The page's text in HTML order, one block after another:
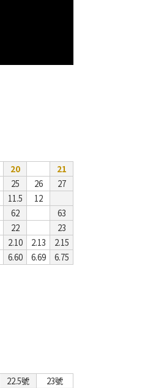
20
21
25 26
27
11.5
12
62
63
22
23
2.10 2.13
2.15
6.60 6.69 6.75
22.5號
23號